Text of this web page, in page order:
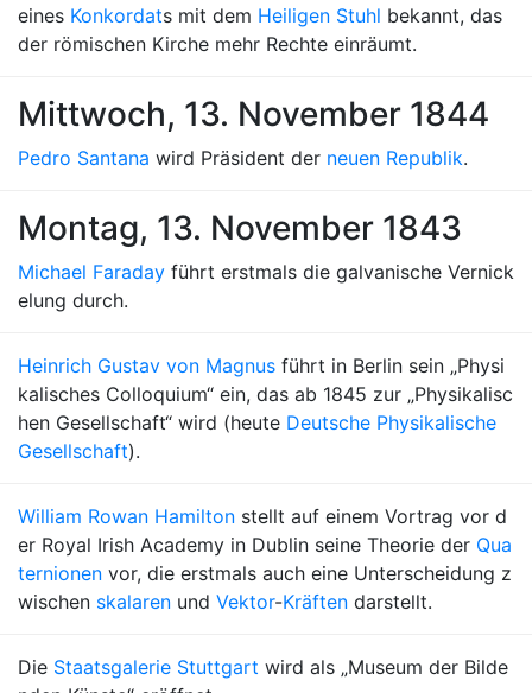
eines Konkordats mit dem Heiligen Stuhl bekannt, das
der römischen Kirche mehr Rechte einräumt.
Mittwoch, 13. November 1844
Pedro Santana wird Präsident der neuen Republik.
Montag, 13. November 1843
Michael Faraday führt erstmals die galvanische Vernick
elung durch.
Heinrich Gustav von Magnus führt in Berlin sein „Physi
kalisches Colloquium“ ein, das ab 1845 zur „Physikalisc
hen Gesellschaft“ wird (heute Deutsche Physikalische
Gesellschaft).
William Rowan Hamilton stellt auf einem Vortrag vor d
er Royal Irish Academy in Dublin seine Theorie der Qua
ternionen vor, die erstmals auch eine Unterscheidung z
wischen skalaren und Vektor-Kräften darstellt.
Die Staatsgalerie Stuttgart wird als „Museum der Bilde